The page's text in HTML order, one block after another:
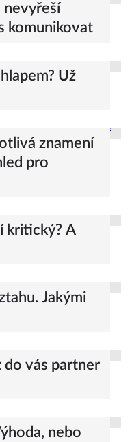
nevyřeší
komunikovat
Už
znamení
pro
kritický? A
Jakými
do vás partner
nebo